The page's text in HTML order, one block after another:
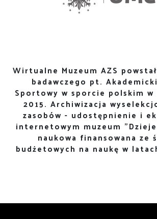
Wirtualne Muzeum AZS
badawczego pt.
Sportowy w sporcie polskim
2015. Archiwizacja
zasobów - udostępnienie i
internetowym muzeum "Dzieje
naukowa finansowana ze
budżetowych na naukę w